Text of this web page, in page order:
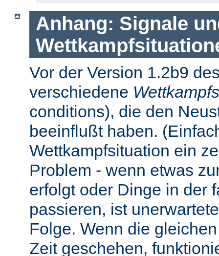
Anhang: Signale
Vor der Version 1.2b9
verschiedene
conditions), die den
beeinflußt haben.
Wettkampfsituation ein
Problem - wenn etwas
erfolgt oder Dinge in der
passieren, ist
Folge. Wenn die
Zeit geschehen,